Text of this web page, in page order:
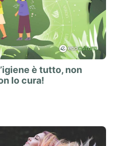
è tutto, non
lo cura!